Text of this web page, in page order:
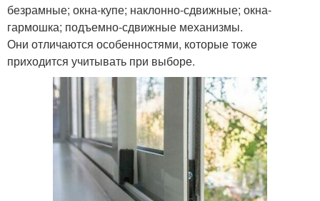
безрамные; окна-купе; наклонно-сдвижные; окна-
гармошка; подъемно-сдвижные механизмы.
Они отличаются особенностями, которые тоже
приходится учитывать при выборе.